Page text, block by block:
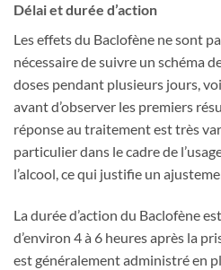
Délai et durée d’action
Les effets du Baclofène ne sont
nécessaire de suivre un schéma
doses pendant plusieurs jours,
avant d’observer les premiers
réponse au traitement est très
particulier dans le cadre de
l’alcool, ce qui justifie un
La durée d’action du Baclofène
d’environ 4 à 6 heures après la
est généralement administré en